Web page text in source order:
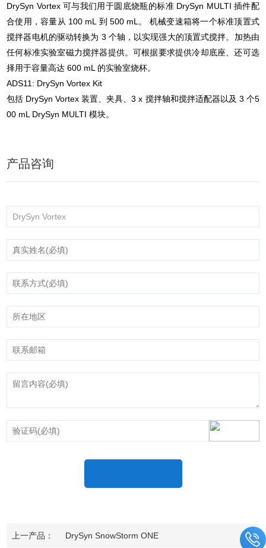
DrySyn Vortex 可与我们用于圆底烧瓶的标准 DrySyn MULTI 插件配
合使用，容量从 100 mL 到 500 mL。 机械变速箱将一个标准顶置式
搅拌器电机的驱动转换为 3 个轴，以实现强大的顶置式搅拌。加热由
任何标准实验室磁力搅拌器提供。可根据要求提供冷却底座、还可选
择用于容量高达 600 mL 的实验室烧杯。
ADS11: DrySyn Vortex Kit
包括 DrySyn Vortex装置、夹具、3 x 搅拌轴和搅拌适配器以及 3 个5
00 mL DrySyn MULTI模块。
产品咨询
上一产品： DrySyn SnowStorm ONE